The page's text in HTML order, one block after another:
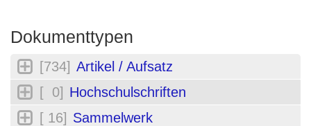
Dokumenttypen
[734] Artikel / Aufsatz
[ 0] Hochschulschriften
[ 16] Sammelwerk